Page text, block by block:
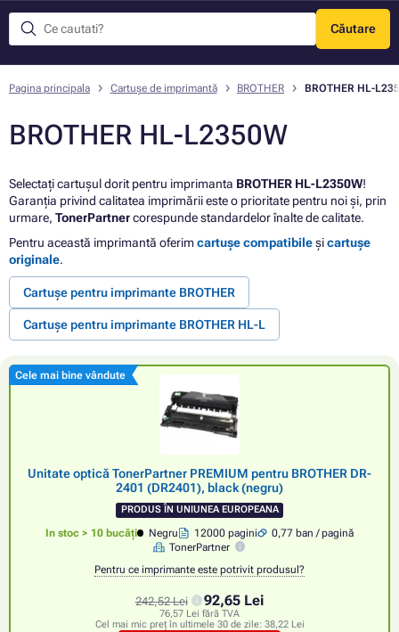
Căutare
Meniu
Pagina principala Cartușe de imprimantă BROTHER BROTHER HL-
BROTHER HL-L2350W
Selectați cartușul dorit pentru imprimanta BROTHER HL-L2350W!
Garanția privind calitatea imprimării este o prioritate pentru noi și, prin
urmare, TonerPartnercorespunde standardelor înalte de calitate.
Pentru această imprimantă oferimcartușe compatibileșicartușe
originale.
Cartușe pentru imprimante BROTHER
Cartușe pentru imprimante BROTHER HL-L
Cele mai bine vândute
Unitate optică TonerPartner PREMIUM pentru BROTHER DR-
2401 (DR2401), black (negru)
PRODUS ÎN UNIUNEA EUROPEANA
In stoc > 10 bucăți Negru 12000 pagini
0,77 ban / pagină
TonerPartner
Pentru ce imprimante este potrivit produsul?
242,52 Lei 92,65 Lei
76,57 Lei fără TVA
Cel mai mic preț în ultimele 30 de zile: 38,22 Lei